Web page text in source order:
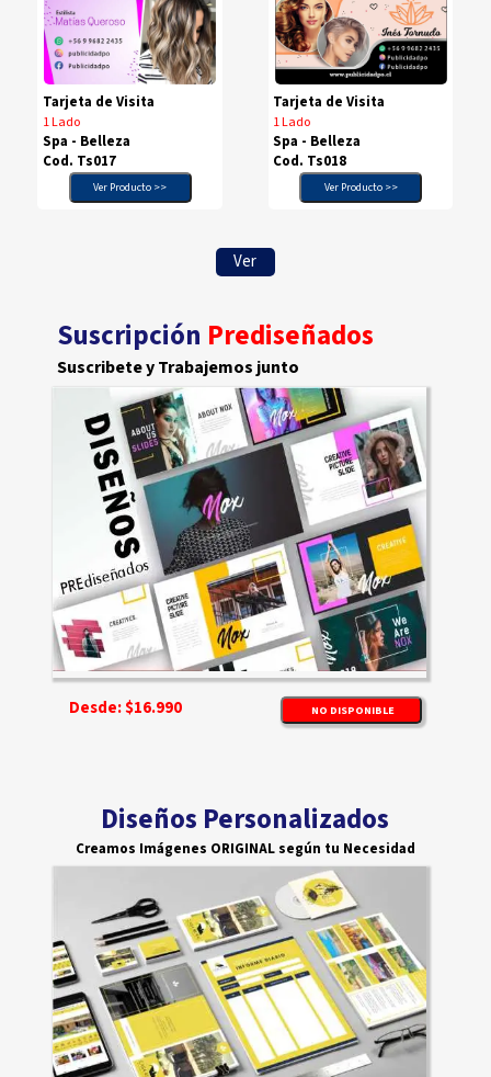
Tarjeta de Visita
1 Lado
Spa - Belleza
Cod. Ts017
Ver Producto >>
Tarjeta de Visita
1 Lado
Spa - Belleza
Cod. Ts018
Ver Producto >>
Ver
Suscripción Prediseñados
Suscribete y Trabajemos junto
Desde: $16.990 NO DISPONIBLE
Diseños Personalizados
Creamos Imágenes ORIGINAL según tu Necesidad